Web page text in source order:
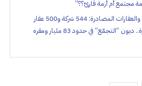
مجتمع أم أزمة قارئ؟؟”
التّفويت في الاملاك والعقارات المصادرة: 544 شركة و500 عقار
مشمولة بالمصادرة.. ديون “التجمّع” في حدود 83 مليار ومقره